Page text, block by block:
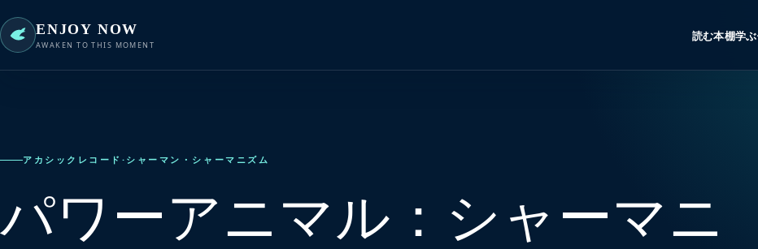
ENJOY NOW
AWAKEN TO THIS MOMENT
読む本棚学ぶ
アカシックレコード · シャーマン・シャーマニズム
パワーアニマル：シャーマニ